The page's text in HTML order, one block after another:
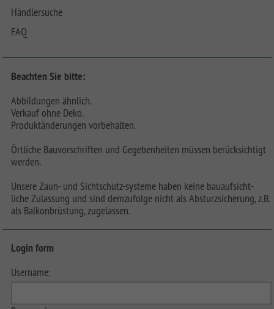
Händlersuche
FAQ
Beachten Sie bitte:
Abbildungen ähnlich.
Verkauf ohne Deko.
Produktänderungen vorbehalten.
Örtliche Bauvorschriften und Gegebenheiten müssen berücksichtigt
werden.
Unsere Zaun- und Sichtschutz-systeme haben keine bauaufsicht-
liche Zulassung und sind demzufolge nicht als Absturzsicherung, z.B.
als Balkonbrüstung, zugelassen.
Login form
Username: